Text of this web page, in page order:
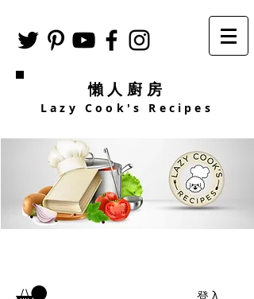
懶人廚房
Lazy Cook's Recipes
登入